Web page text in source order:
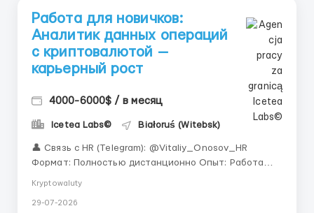
Работа для новичков:
Аналитик данных операций
с криптовалютой —
карьерный рост
4000-6000$ / в месяц
Icetea Labs© Białoruś (Witebsk)
👤 Связь с HR (Telegram): @Vitaliy_Onosov_HR
Формат: Полностью дистанционно Опыт: Работа
личной жизнью? Мы предлагаем комфортные
Kryptowaluty
29-07-2026